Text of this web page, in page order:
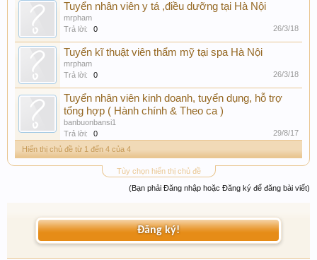
Tuyển nhân viên y tá ,điều dưỡng tại Hà Nội
mrpham
Trả lời:
0 26/3/18
Tuyển kĩ thuật viên thẩm mỹ tại spa Hà Nội
mrpham
Trả lời:
0 26/3/18
Tuyển nhân viên kinh doanh, tuyển dụng, hỗ trợ
tổng hợp ( Hành chính & Theo ca )
banbuonbansi1
Trả lời:
0
29/8/17
Hiển thị chủ đề từ 1 đến 4 của 4
Tùy chọn hiển thị chủ đề
(Bạn phải Đăng nhập hoặc Đăng ký để đăng bài viết)
Đăng ký!